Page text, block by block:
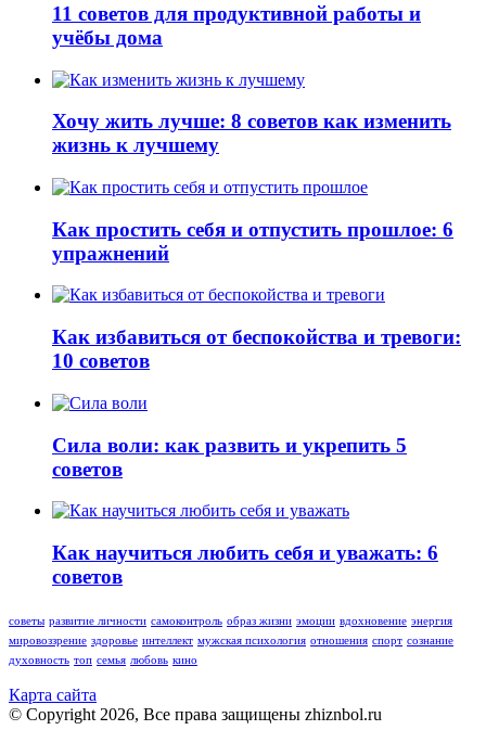
11 советов для продуктивной работы и
учёбы дома
Хочу жить лучше: 8 советов как изменить
жизнь к лучшему
Как простить себя и отпустить прошлое: 6
упражнений
Как избавиться от беспокойства и тревоги:
10 советов
Сила воли: как развить и укрепить 5
советов
Как научиться любить себя и уважать: 6
советов
советы развитие личности самоконтроль образ жизни эмоции вдохновение энергия
мировоззрение здоровье интеллект мужская психология отношения спорт сознание
духовность топ семья любовь кино
Карта сайта
© Copyright 2026, Все права защищены zhiznbol.ru